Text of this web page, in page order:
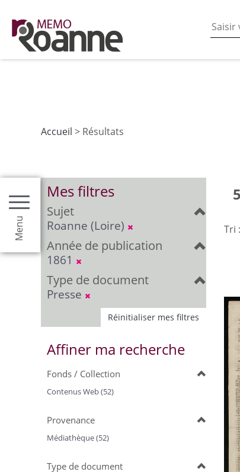
En poursuivant votre navigation sur ce site vous
les fonctionnalités de partages de contenu sur les
Menu
Accueil > Résultats
Mes filtres
Sujet
Roanne (Loire)
Année de publication
1861
Type de document
Presse
Réinitialiser mes filtres
Affiner ma recherche
Fonds / Collection
Contenus Web (52)
Provenance
Médiathèque (52)
Type de document
Tri :